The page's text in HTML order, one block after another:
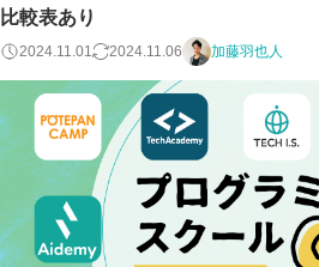
比較表あり
2024.11.01 2024.11.06 加藤羽也人